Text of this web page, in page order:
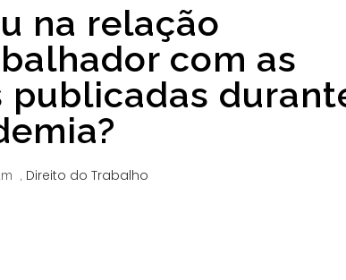
na relação
com as
publicadas
, Direito do Trabalho